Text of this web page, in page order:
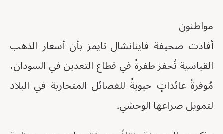
مواطنون
أفادت صحيفة فاينانشال تايمز بأن أسعار الذهب
القياسية تُحفز طفرةً في قطاع التعدين في السودان،
مُوفرةً عائداتٍ حيويةً للفصائل المتحاربة في البلاد
لتمويل صراعها الوحشي.